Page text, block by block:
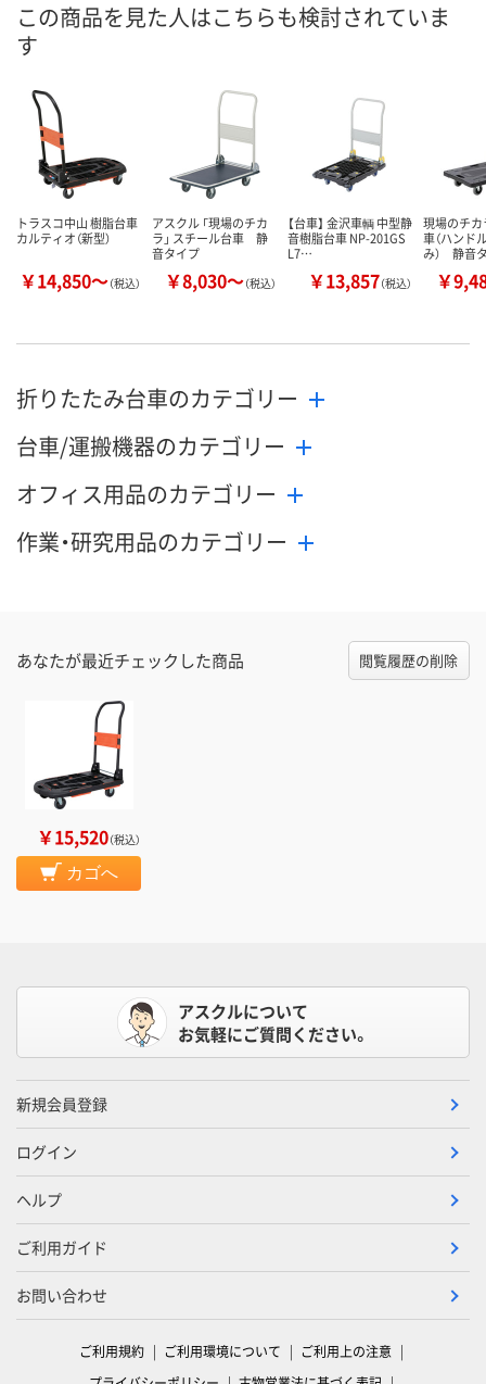
お届け日
数量
カゴへ
この商品を見た人はこちらも検討されていま
す
トラスコ中山 樹脂台車
カルティオ（新型）
￥14,850～（税込）
アスクル 「現場のチカ
ラ」 スチール台車 静
音タイプ
￥8,030～（税込）
【台車】 金沢車輌 中型静
音樹脂台車 NP-201GS
L7…
￥13,857（税込）
現場のチ
車（ハンド
み） 静音
￥
折りたたみ台車のカテゴリー
台車/運搬機器のカテゴリー
オフィス用品のカテゴリー
作業・研究用品のカテゴリー
あなたが最近チェックした商品 閲覧履歴の削除
￥15,520（税込）
カゴへ
アスクルについて
お気軽にご質問ください。
新規会員登録
ログイン
ヘルプ
ご利用ガイド
お問い合わせ
ご利用規約 ご利用環境について
ご利用上の注意